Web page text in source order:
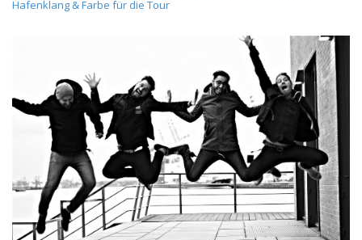
Hafenklang & Farbe für die Tour